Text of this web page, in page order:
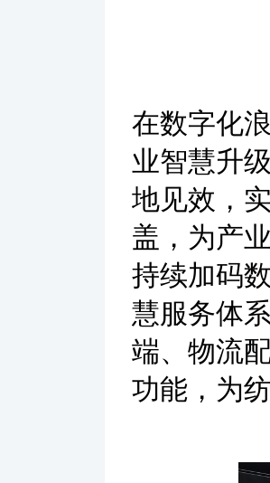
在数字化
业智慧升
地见效，
盖，为产
持续加码
慧服务体
端、物流
功能，为